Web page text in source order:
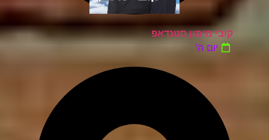
קובי מימון סטנדאפ
יום ה'